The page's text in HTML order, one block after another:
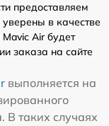
предоставляем
в качестве
Air будет
заказа на сайте
выполняется на
В таких случаях